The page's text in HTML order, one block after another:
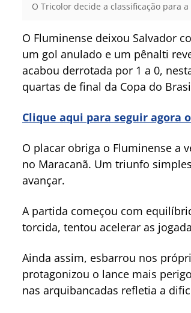
O Tricolor decide a classificação para
O Fluminense deixou Salvador
um gol anulado e um pênalti
acabou derrotada por 1 a 0,
quartas de final da Copa do
Clique aqui para seguir agora
O placar obriga o Fluminense a
no Maracanã. Um triunfo
avançar.
A partida começou com
torcida, tentou acelerar as
Ainda assim, esbarrou nos
protagonizou o lance mais
nas arquibancadas refletia a